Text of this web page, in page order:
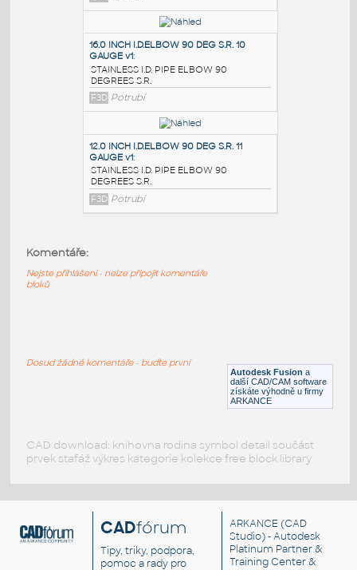
STAINLESS I.D. PIPE ELBOW 90
DEGREES S.R.
F3D Potrubí
14.0 INCH I.D.ELBOW 90 DEG S.R. 3_16 v1
STAINLESS I.D. PIPE ELBOW 90
DEGREES S.R.
F3D Potrubí
16.0 INCH I.D.ELBOW 90 DEG S.R. 10
F3D
Potrubí
DEGREES S.R.
Autodesk Fusion a
další CAD/CAM software
získáte výhodně u firmy
ARKANCE
Komentáře:
Nejste přihlášeni - nelze připojit komentáře
bloků
Dosud žádné komentáře - buďte první
CAD download: knihovna rodina symbol detail součást
prvek stafáž výkres kategorie kolekce free block library
CADfórum
Tipy, triky, podpora,
pomoc a rady pro
ARKANCE (CAD
Studio) - Autodesk
Platinum Partner &
Training Center &